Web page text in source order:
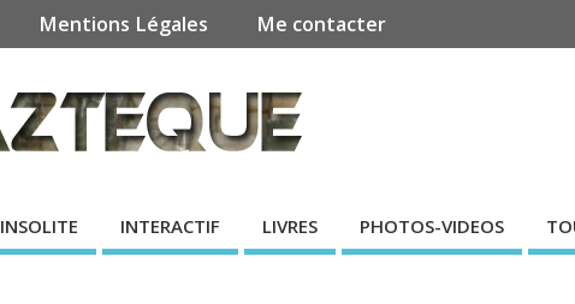
Mentions Légales Me contacter
INSOLITE INTERACTIF LIVRES PHOTOS-VIDEOS